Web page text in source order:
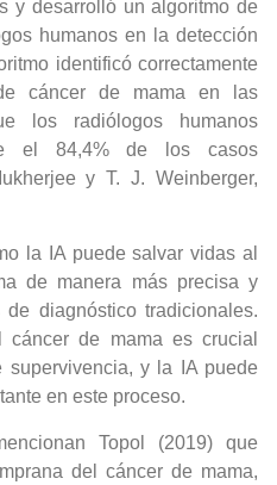
y desarrolló un algoritmo de
humanos en la detección
identificó correctamente
cáncer de mama en las
los radiólogos humanos
el 84,4% de los casos
y T. J. Weinberger,
la IA puede salvar vidas al
de manera más precisa y
diagnóstico tradicionales.
cáncer de mama es crucial
supervivencia, y la IA puede
en este proceso.
Topol (2019) que
del cáncer de mama,